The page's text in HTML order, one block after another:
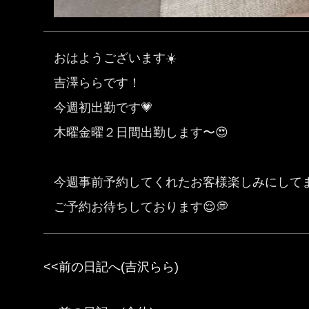
おはようございます☀️
吉澤ららです！
今週初出勤です💗
木曜金曜２日間出勤します〜😍
今週事前予約してくれたお客様楽しみにして
ご予約お待ちしております😌💭
<<前の日記へ(吉沢らら)